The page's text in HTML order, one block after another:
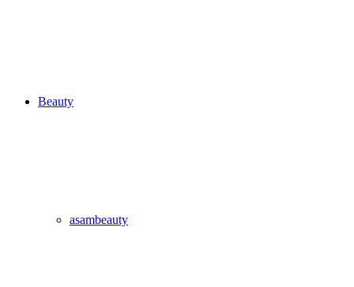
Beauty
asambeauty